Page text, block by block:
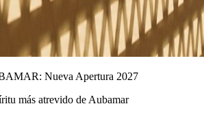
Nueva Apertura 2027
más atrevido de Aubamar